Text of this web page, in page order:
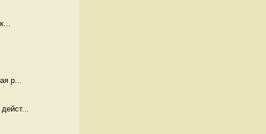
р...